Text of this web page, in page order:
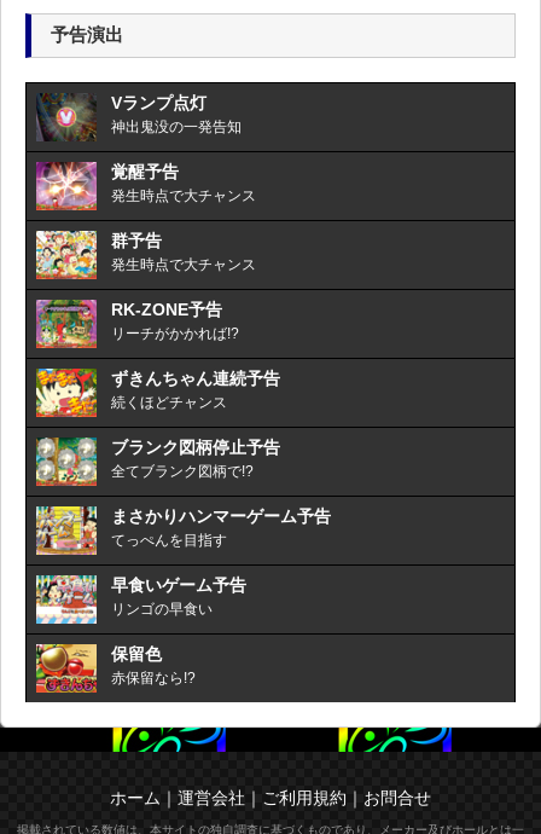
予告演出
Vランプ点灯
神出鬼没の一発告知
覚醒予告
発生時点で大チャンス
群予告
発生時点で大チャンス
RK-ZONE予告
リーチがかかれば!?
ずきんちゃん連続予告
続くほどチャンス
ブランク図柄停止予告
全てブランク図柄で!?
まさかりハンマーゲーム予告
てっぺんを目指す
早食いゲーム予告
リンゴの早食い
保留色
赤保留なら!?
ホーム ｜ 運営会社 ｜ ご利用規約 ｜ お問合せ
掲載されている数値は、本サイトの独自調査に基づくものであり、メーカー及びホールとは一